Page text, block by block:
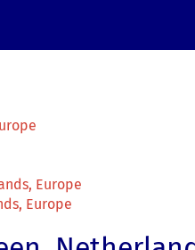
Europe
Europe